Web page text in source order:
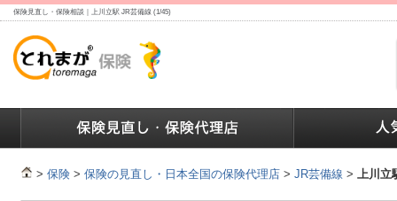
保険見直し・保険相談｜上川立駅 JR芸備線 (1/45)
> 保険 > 保険の見直し・日本全国の保険代理店 > JR芸備線 > 上川立